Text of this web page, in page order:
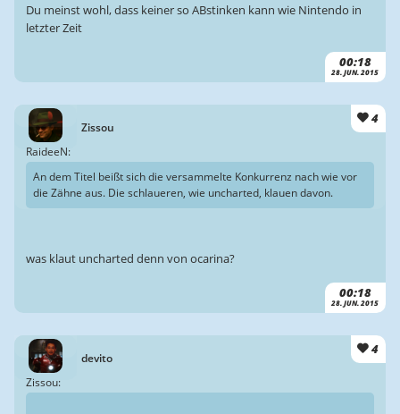
00:18
28. JUN. 2015
Du meinst wohl, dass keiner so ABstinken kann wie Nintendo in
letzter Zeit
Zissou
4
00:18
28. JUN. 2015
RaideeN:
An dem Titel beißt sich die versammelte Konkurrenz nach wie vor
die Zähne aus. Die schlaueren, wie uncharted, klauen davon.
was klaut uncharted denn von ocarina?
devito
4
Zissou: